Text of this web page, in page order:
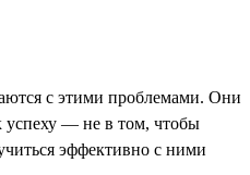
с этими проблемами. Они
— не в том, чтобы
эффективно с ними